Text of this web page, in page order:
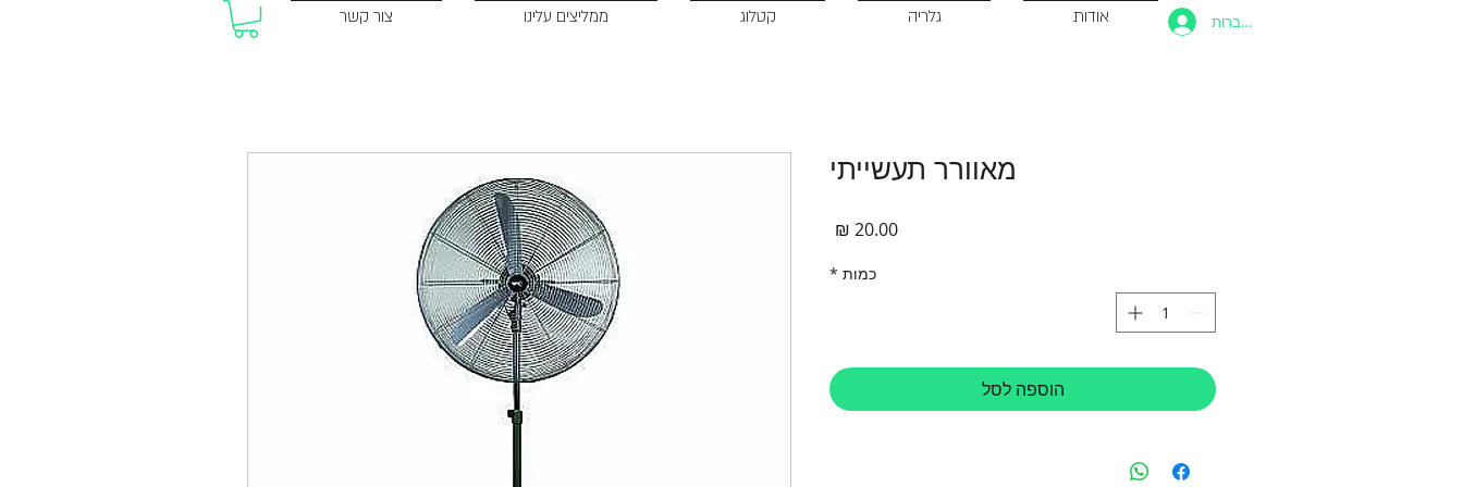
מאוורר תעשייתי
כמות *
הוספה לסל
אודות גלריה קטלוג ממליצים עלינו צור קשר להתחברות